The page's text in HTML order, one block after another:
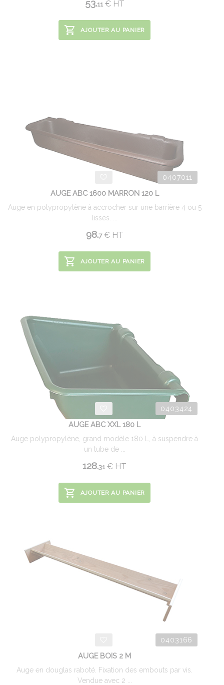
53.11 €HT
AJOUTER AU PANIER
0407011
AUGE ABC 1600 MARRON 120 L
Auge en polypropylène à accrocher sur une barrière 4 ou 5
lisses. ...
98.7 €HT
AJOUTER AU PANIER
0403424
AUGE ABC XXL 180 L
Auge polypropylène, grand modèle 180 L, à suspendre à
un tube de ...
128.31 € HT
AJOUTER AU PANIER
0403166
AUGE BOIS 2 M
Auge en douglas raboté. Fixation des embouts par vis.
Vendue avec 2 ...